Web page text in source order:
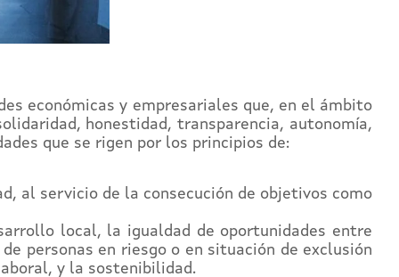
económicas y empresariales que, en el ámbito
honestidad, transparencia, autonomía,
que se rigen por los principios de:
al servicio de la consecución de objetivos como
local, la igualdad de oportunidades entre
personas en riesgo o en situación de exclusión
y la sostenibilidad.